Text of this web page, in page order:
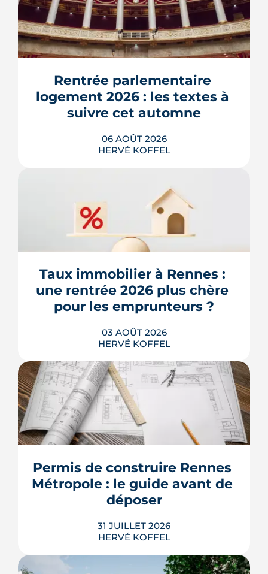
Rentrée parlementaire
logement 2026 : les textes à
suivre cet automne
06 AOÛT 2026
HERVÉ KOFFEL
Après un printemps d'annonces,
l'automne 2026 sera l'heure de vérité
pour le logement. Trois dossiers
parlementaires, du projet de loi
qui devient vraiment applicable pour
les propriétaires, les bailleurs et les
acheteurs.
LIRE L'ARTICLE
Taux immobilier à Rennes :
une rentrée 2026 plus chère
pour les emprunteurs ?
03 AOÛT 2026
HERVÉ KOFFEL
Les taux de crédit se sont stabilisés cet
été, mais au-dessus de leur niveau du
printemps. À Rennes, la hausse des prix
resserrent le budget des acheteurs à la
rentrée 2026.
LIRE L'ARTICLE
Permis de construire Rennes
Métropole : le guide avant de
déposer
31 JUILLET 2026
HERVÉ KOFFEL